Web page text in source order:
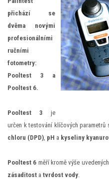
přichází se
dvěma novými
profesionálními
ručními
fotometry:
Pooltest 3 a
Pooltest 6.
Pooltest 3 je
určen k testování klíčových parametrů
chloru (DPD), pH a kyseliny
Pooltest 6 měří kromě výše
zásaditost a tvrdost vody.